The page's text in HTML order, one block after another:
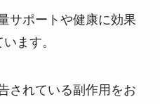
サポートや健康に効果
ます。
されている副作用をお